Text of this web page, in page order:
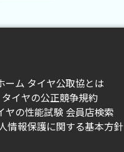
ーム タイヤ公取協とは
タイヤの公正競争規約
ヤの性能試験 会員店検索
情報保護に関する基本方針